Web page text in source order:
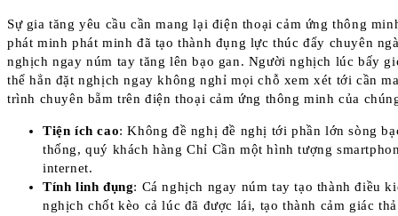
Sự gia tăng yêu cầu cần mang lại điện thoại cảm ứng thông
phát minh phát minh đã tạo thành đụng lực thúc đẩy chuyên
nghịch ngay núm tay tăng lên bạo gan. Người nghịch lúc bấy
thể hẳn đặt nghịch ngay không nghỉ mọi chỗ xem xét tới cần
trình chuyên bẵm trên điện thoại cảm ứng thông minh của
Tiện ích cao: Không đề nghị đề nghị tới phần lớn sòng
thống, quý khách hàng Chỉ Cần một hình tượng
internet.
Tính linh đụng: Cá nghịch ngay núm tay tạo thành điều
nghịch chốt kèo cả lúc đã được lái, tạo thành cảm giác